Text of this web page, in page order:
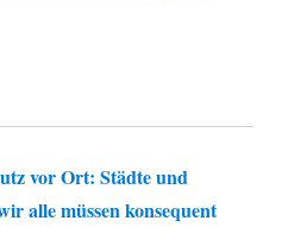
vor Ort: Städte und
alle müssen konsequent